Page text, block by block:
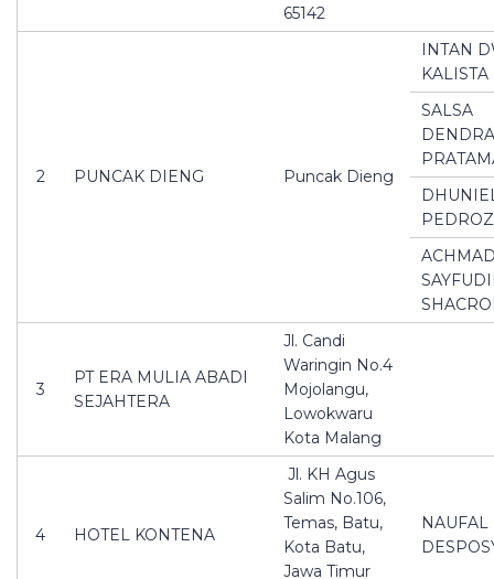
65142
2 PUNCAK DIENG Puncak Dieng
INTAN
KALISTA
SALSA
DENDRA
3
PT ERA MULIA ABADI
SEJAHTERA
Jl. Candi
Waringin No.4
Mojolangu,
Lowokwaru
Kota Malang
4 HOTEL KONTENA
Jl. KH Agus
Salim No.106,
Temas, Batu,
Kota Batu,
Jawa Timur
NAUFAL